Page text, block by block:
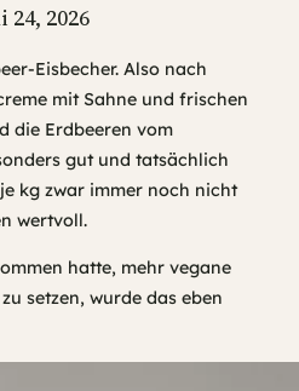
24, 2026
Eisbecher. Also nach
mit Sahne und frischen
die Erdbeeren vom
gut und tatsächlich
kg zwar immer noch nicht
wertvoll.
hatte, mehr vegane
setzen, wurde das eben